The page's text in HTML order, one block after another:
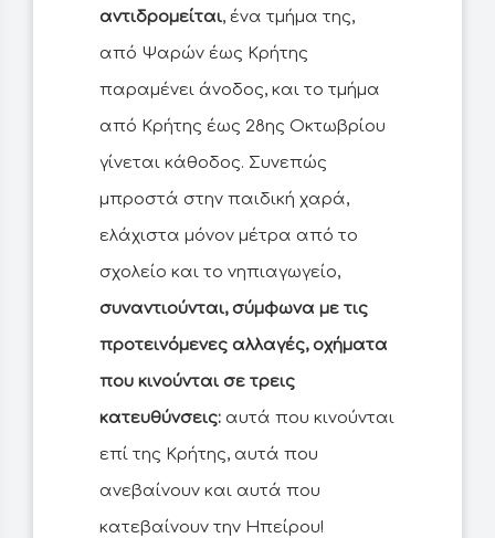
αντιδρομείται, ένα τμήμα της,
από Ψαρών έως Κρήτης
παραμένει άνοδος, και το τμήμα
από Κρήτης έως 28ης Οκτωβρίου
γίνεται κάθοδος. Συνεπώς
μπροστά στην παιδική χαρά,
ελάχιστα μόνον μέτρα από το
σχολείο και το νηπιαγωγείο,
συναντιούνται, σύμφωνα με τις
προτεινόμενες αλλαγές, οχήματα
που κινούνται σε τρεις
κατευθύνσεις: αυτά που κινούνται
επί της Κρήτης, αυτά που
ανεβαίνουν και αυτά που
κατεβαίνουν την Ηπείρου!